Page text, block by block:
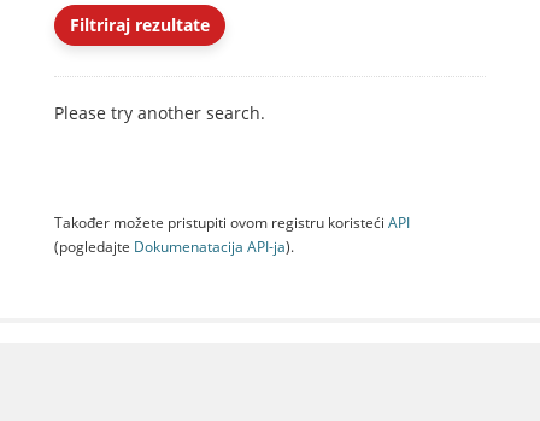
Filtriraj rezultate
Please try another search.
Također možete pristupiti ovom registru koristeći API
(pogledajte Dokumenаtаcijа API-jа).